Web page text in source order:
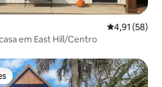
Classificação
4,91 (58)
em East Hill/Centro